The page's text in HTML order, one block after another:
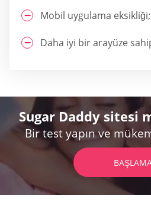
Mobil uygulama eksikliği;
Daha iyi bir arayüze
Sugar Daddy sitesi
Bir test yapın ve